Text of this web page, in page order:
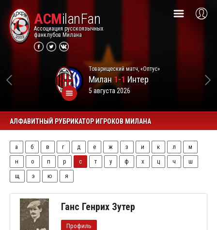
ACMilanFan
Ассоциация русскоязычных
фанклубов Милана
Товарищеский матч, «Оптус»
Милан1-1 Интер
5 августа 2026
АЛФАВИТНЫЙ РУБРИКАТОР ИГРОКОВ МИЛАНА
а б в г д е ж з и к л
м
н
о п р с т у ф х ц ч
ш
щ
э ю я
Ганс Генрих Зутер
Профиль